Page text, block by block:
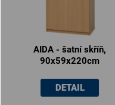
AIDA - šatní skříň,
90x59x220cm
DETAIL